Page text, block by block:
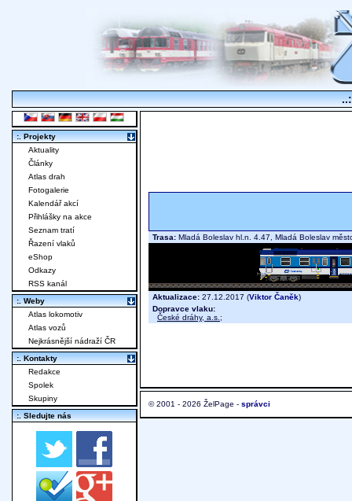
Trasa: Mladá Boleslav hl.n. 4.47, Mladá Boleslav
Aktualizace: 27.12.2017 (Viktor Čaněk)
Dopravce vlaku:
České dráhy, a.s. ;
© 2001 - 2026 ŽelPage - správci
:. Projekty
Aktuality
Články
Atlas drah
Fotogalerie
Kalendář akcí
Přihlášky na akce
Seznam tratí
Řazení vlaků
eShop
Odkazy
RSS kanál
:. Weby
Atlas lokomotiv
Atlas vozů
Nejkrásnější nádraží ČR
:. Kontakty
Redakce
Spolek
Skupiny
:. Sledujte nás